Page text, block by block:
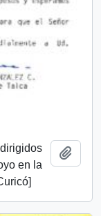
en la